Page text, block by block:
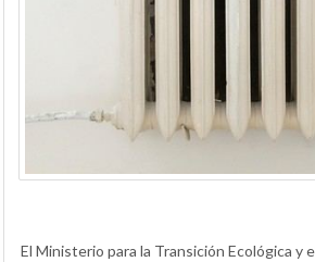
El Ministerio para la Transición Ecológica y